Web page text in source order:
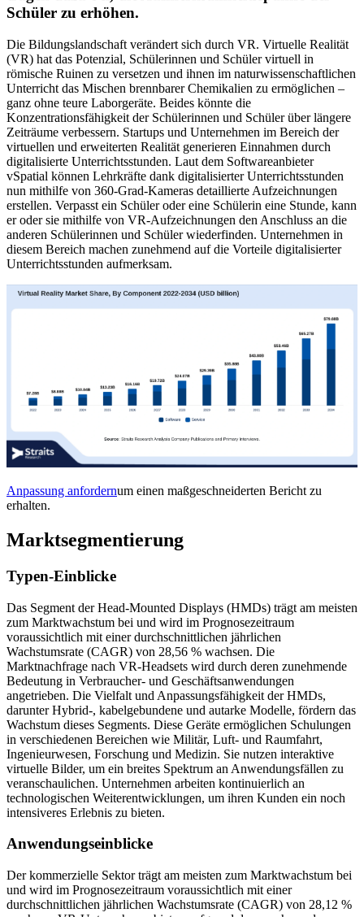
Schüler zu erhöhen.
Die Bildungslandschaft verändert sich durch VR. Virtuelle Realität
(VR) hat das Potenzial, Schülerinnen und Schüler virtuell in
römische Ruinen zu versetzen und ihnen im naturwissenschaftlichen
Unterricht das Mischen brennbarer Chemikalien zu ermöglichen –
ganz ohne teure Laborgeräte. Beides könnte die
Konzentrationsfähigkeit der Schülerinnen und Schüler über längere
Zeiträume verbessern. Startups und Unternehmen im Bereich der
virtuellen und erweiterten Realität generieren Einnahmen durch
digitalisierte Unterrichtsstunden. Laut dem Softwareanbieter
vSpatial können Lehrkräfte dank digitalisierter Unterrichtsstunden
nun mithilfe von 360-Grad-Kameras detaillierte Aufzeichnungen
erstellen. Verpasst ein Schüler oder eine Schülerin eine Stunde, kann
er oder sie mithilfe von VR-Aufzeichnungen den Anschluss an die
anderen Schülerinnen und Schüler wiederfinden. Unternehmen in
diesem Bereich machen zunehmend auf die Vorteile digitalisierter
Unterrichtsstunden aufmerksam.
Anpassung anfordernum einen maßgeschneiderten Bericht zu
erhalten.
Marktsegmentierung
Typen-Einblicke
Das Segment der Head-Mounted Displays (HMDs) trägt am meisten
zum Marktwachstum bei und wird im Prognosezeitraum
voraussichtlich mit einer durchschnittlichen jährlichen
Wachstumsrate (CAGR) von 28,56 % wachsen. Die
Marktnachfrage nach VR-Headsets wird durch deren zunehmende
Bedeutung in Verbraucher- und Geschäftsanwendungen
angetrieben. Die Vielfalt und Anpassungsfähigkeit der HMDs,
darunter Hybrid-, kabelgebundene und autarke Modelle, fördern das
Wachstum dieses Segments. Diese Geräte ermöglichen Schulungen
in verschiedenen Bereichen wie Militär, Luft- und Raumfahrt,
Ingenieurwesen, Forschung und Medizin. Sie nutzen interaktive
virtuelle Bilder, um ein breites Spektrum an Anwendungsfällen zu
veranschaulichen. Unternehmen arbeiten kontinuierlich an
technologischen Weiterentwicklungen, um ihren Kunden ein noch
intensiveres Erlebnis zu bieten.
Anwendungseinblicke
Der kommerzielle Sektor trägt am meisten zum Marktwachstum bei
und wird im Prognosezeitraum voraussichtlich mit einer
durchschnittlichen jährlichen Wachstumsrate (CAGR) von 28,12 %